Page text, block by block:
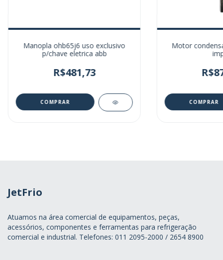
Manopla ohb65j6 uso exclusivo
p/chave eletrica abb
R$481,73
Motor
JetFrio
Atuamos na área comercial de equipamentos, peças,
acessórios, componentes e ferramentas para refrigeração
comercial e industrial. Telefones: 011 2095-2000 / 2654 8900